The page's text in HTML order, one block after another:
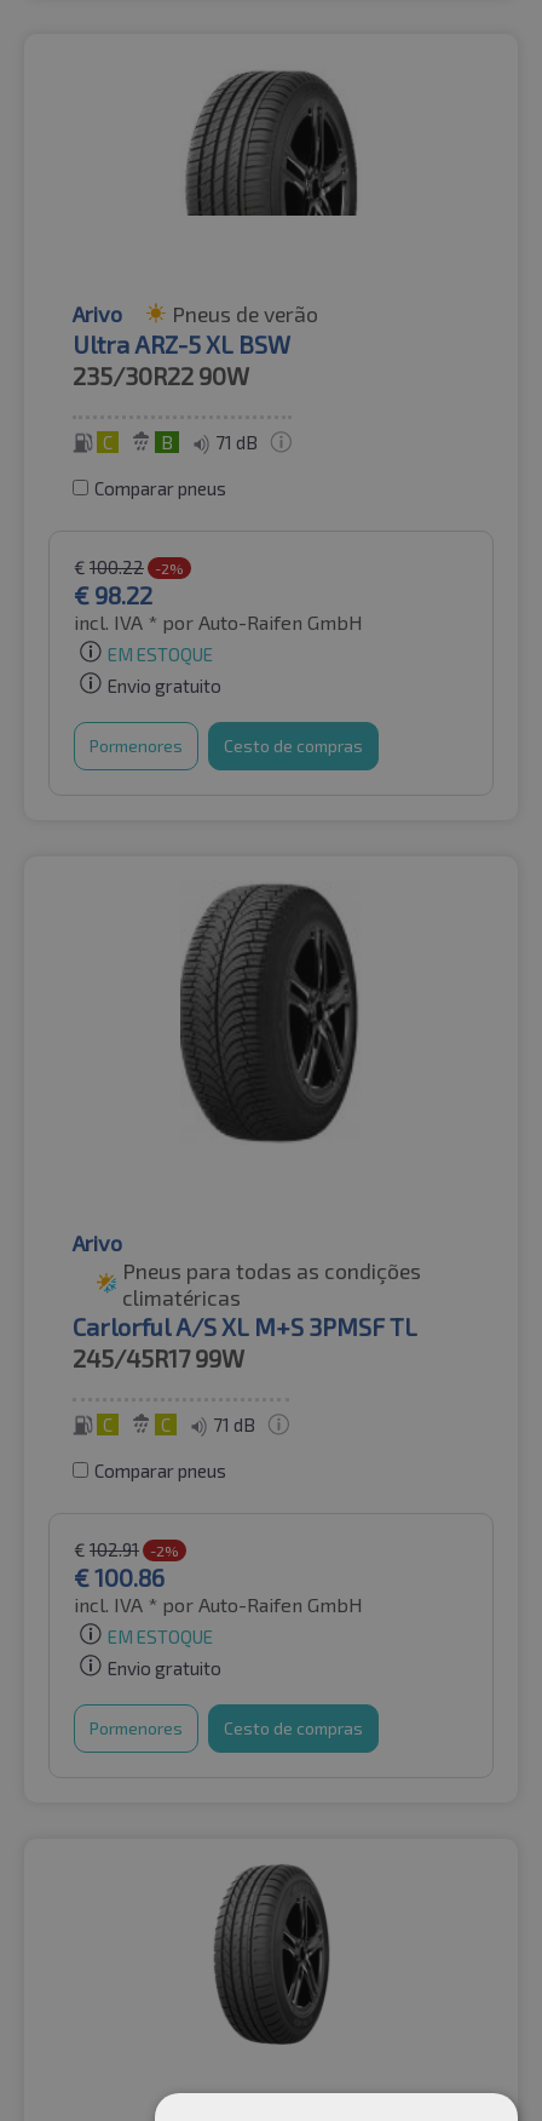
Arivo Pneus de verão
Ultra ARZ-5 XL BSW
235/30R22 90W
C B 71 dB
Comparar pneus
€ 100.22 -2%
€ 98.22
incl. IVA * por Auto-Raifen GmbH
EM ESTOQUE
Envio gratuito
Pormenores Cesto de compras
Arivo
Pneus para todas as condições
climatéricas
Carlorful A/S XL M+S 3PMSF TL
245/45R17 99W
C C 71 dB
Comparar pneus
€ 102.91 -2%
€100.86
incl. IVA * por Auto-Raifen GmbH
EM ESTOQUE
Envio gratuito
Pormenores Cesto de compras